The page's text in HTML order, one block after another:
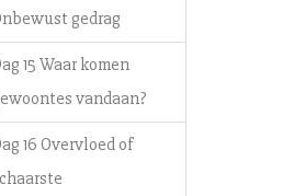
gedrag
15 Waar komen
vandaan?
16 Overvloed of